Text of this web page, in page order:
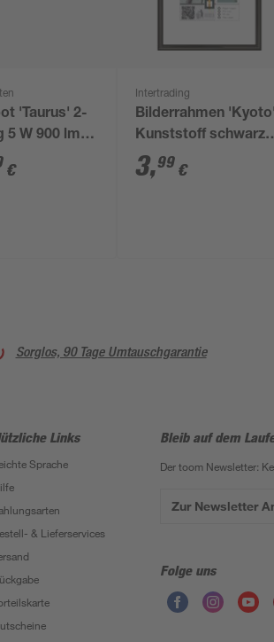
'Taurus' 2-
5 W 900 lm
18 x 10,6 x
€
Intertrading
Bilderrahmen 'Kyoto'
Kunststoff schwarz
10 x 15 cm
3,99 €
Sorglos, 90 Tage Umtauschgarantie
Links
Sprache
& Lieferservices
Bleib auf dem
Der toom Newsletter:
Zur Newsletter
Folge uns